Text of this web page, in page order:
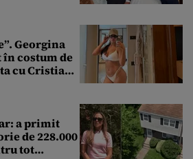
Georgina
în costum de
cu Cristiano
a primit
de 228.000
tot